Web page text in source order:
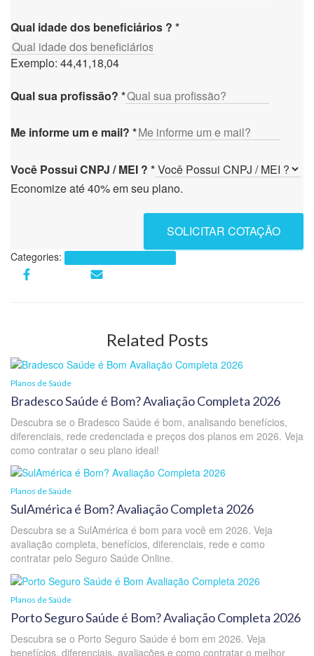
Qual idade dos beneficiários ? *
Exemplo: 44,41,18,04
Qual sua profissão? *
Me informe um e mail? *
Você Possui CNPJ / MEI ? *
Economize até 40% em seu plano.
SOLICITAR COTAÇÃO
Categories:
Related Posts
Planos de Saúde
Bradesco Saúde é Bom? Avaliação Completa 2026
Descubra se o Bradesco Saúde é bom, analisando benefícios,
diferenciais, rede credenciada e preços dos planos em 2026. Veja
como contratar o seu plano ideal!
Planos de Saúde
SulAmérica é Bom? Avaliação Completa 2026
Descubra se a SulAmérica é bom para você em 2026. Veja
avaliação completa, benefícios, diferenciais, rede e como
contratar pelo Seguro Saúde Online.
Planos de Saúde
Porto Seguro Saúde é Bom? Avaliação Completa 2026
Descubra se o Porto Seguro Saúde é bom em 2026. Veja
benefícios, diferenciais, avaliações e como contratar o melhor